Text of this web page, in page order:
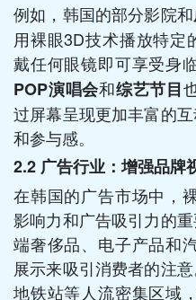
例如，韩国的部分影院和
用裸眼3D技术播放特定
戴任何眼镜即可享受身
POP演唱会和综艺节目
过屏幕呈现更加丰富的
和参与感。
2.2 广告行业：增强品牌
在韩国的广告市场中，
影响力和广告吸引力的
端奢侈品、电子产品和
展示来吸引消费者的注
地铁站等人流密集区域